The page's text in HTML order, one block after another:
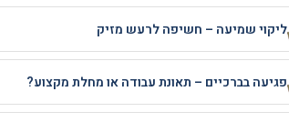
ליקוי שמיעה – חשיפה לרעש מזיק
פגיעה בברכיים – תאונת עבודה או מחלת מקצוע?